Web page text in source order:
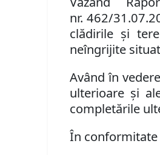
nr. 462/
clădirile şi
neîngrijite
Având în
ulterioare şi
completările
În conformitate